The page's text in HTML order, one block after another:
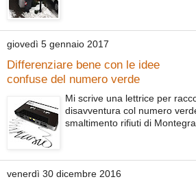
giovedì 5 gennaio 2017
Differenziare bene con le idee
confuse del numero verde
Mi scrive una lettrice per
disavventura col numero
smaltimento rifiuti di
venerdì 30 dicembre 2016